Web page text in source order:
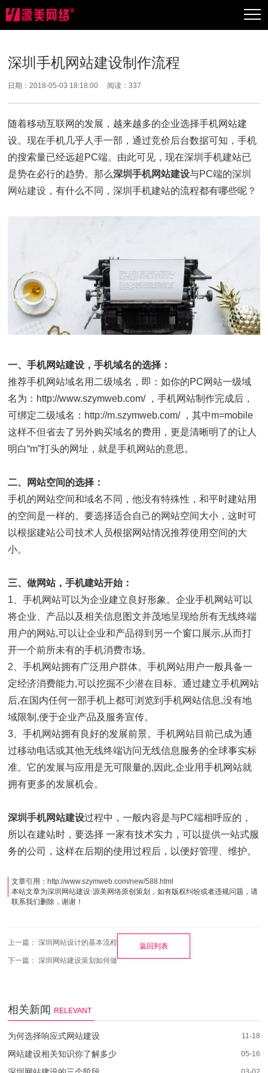
深圳手机网站建设制作流程
日期：2018-05-03 18:18:00 阅读：337
随着移动互联网的发展，越来越多的企业选择手机网站建
设。现在手机几乎人手一部，通过竞价后台数据可知，手机
的搜索量已经远超PC端。由此可见，现在深圳手机建站已
是势在必行的趋势。那么深圳手机网站建设与PC端的深圳
网站建设 ，有什么不同，深圳手机建站的流程都有哪些呢？
一、手机网站建设，手机域名的选择：
推荐手机网站域名用二级域名，即：如你的PC网站一级域
名为：http://www.szymweb.com/ ，手机网站制作完成后，
可绑定二级域名：http://m.szymweb.com/ ，其中m=mobile
这样不但省去了另外购买域名的费用，更是清晰明了的让人
明白“m”打头的网址，就是手机网站的意思。
二、网站空间的选择：
手机的网站空间和域名不同，他没有特殊性，和平时建站用
的空间是一样的。要选择适合自己的网站空间大小，这时可
以根据建站公司技术人员根据网站情况推荐使用空间的大
小。
三、做网站，手机建站开始：
1、手机网站可以为企业建立良好形象。企业手机网站可以
将企业、产品以及相关信息图文并茂地呈现给所有无线终端
用户的网站,可以让企业和产品得到另一个窗口展示,从而打
开一个前所未有的手机消费市场。
2、手机网站拥有广泛用户群体。手机网站用户一般具备一
定经济消费能力,可以挖掘不少潜在目标。通过建立手机网站
后,在国内任何一部手机上都可浏览到手机网站信息,没有地
域限制,便于企业产品及服务宣传。
3、手机网站拥有良好的发展前景。手机网站目前已成为通
过移动电话或其他无线终端访问无线信息服务的全球事实标
准。它的发展与应用是无可限量的,因此,企业用手机网站就
拥有更多的发展机会。
深圳手机网站建设过程中，一般内容是与PC端相呼应的，
所以在建站时，要选择 一家有技术实力，可以提供一站式服
务的公司，这样在后期的使用过程后，以便好管理、维护。
文章引用： http://www.szymweb.com/new/588.html
本站文章为深圳网站建设·源美网络原创策划，如有版权纠纷或者违规问题，请
联系我们删除，谢谢！
上一篇：深圳网站设计的基本流程
下一篇：深圳网站建设策划如何做
返回列表
相关新闻 RELEVANT
为何选择响应式网站建设 11-18
网站建设相关知识你了解多少 05-16